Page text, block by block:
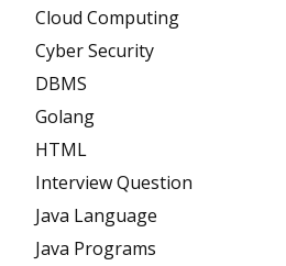
Cloud Computing
Cyber Security
DBMS
Golang
HTML
Interview Question
Java Language
Java Programs